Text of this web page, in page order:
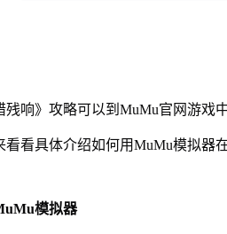
残响》攻略可以到MuMu官网游戏
看看具体介绍如何用MuMu模拟器
模拟器